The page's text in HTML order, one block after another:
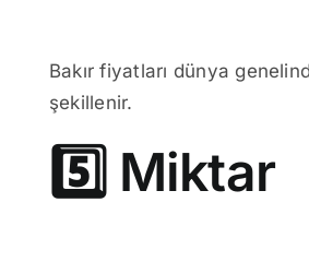
Bakır fiyatları dünya
şekillenir.
5️⃣ Miktar